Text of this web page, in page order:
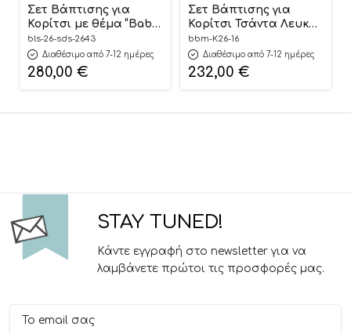
Σετ Βάπτισης για
Κορίτσι με θέμα “Baby
Dior Jungle” ΣΔΣ-2643,
Bellissimo
bls-26-sds-2643
Διαθέσιμο από 7-12 ημέρες
280,00 €
Σετ Βάπτισης για
Κορίτσι Τσάντα Λευκή
Εβελίνα 8τμχ K26.16 SS
2026 | Baby Bloom
bbm-K26-16
Διαθέσιμο από 7-12 ημέρες
232,00 €
STAY TUNED!
Κάντε εγγραφή στο newsletter για να
λαμβάνετε πρώτοι τις προσφορές μας.